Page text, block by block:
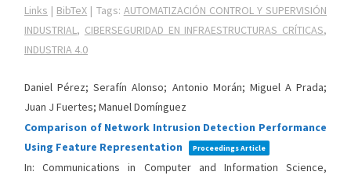
Links | BibTeX | Tags: AUTOMATIZACIÓN CONTROL Y SUPERVISIÓN
INDUSTRIAL, CIBERSEGURIDAD EN INFRAESTRUCTURAS CRÍTICAS,
INDUSTRIA 4.0
Daniel Pérez; Serafín Alonso; Antonio Morán; Miguel A Prada;
Juan J Fuertes; Manuel Domínguez
Comparison of Network Intrusion Detection Performance
Using Feature Representation
Proceedings Article
In:Communications in Computer and Information Science,